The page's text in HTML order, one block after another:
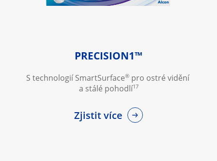
PRECISION1™
S technologií SmartSurface® pro ostré vidění
a stálé pohodlí17
Zjistit více